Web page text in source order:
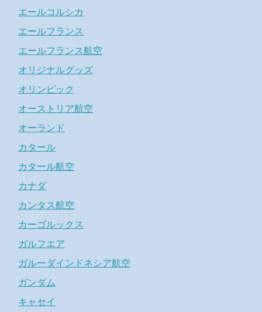
エールコルシカ
エールフランス
エールフランス航空
オリジナルグッズ
オリンピック
オーストリア航空
オーランド
カタール
カタール航空
カナダ
カンタス航空
カーゴルックス
ガルフエア
ガルーダインドネシア航空
ガンダム
キャセイ